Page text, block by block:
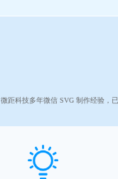
微距科技多年微信 SVG 制作经验，